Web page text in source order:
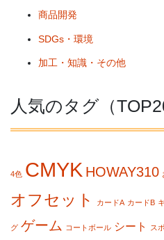
商品開発
SDGs・環境
加工・知識・その他
人気のタグ（
4色 CMYK HOWAY310
オフセット カードA カードB
グ ゲーム コートボール シート ス